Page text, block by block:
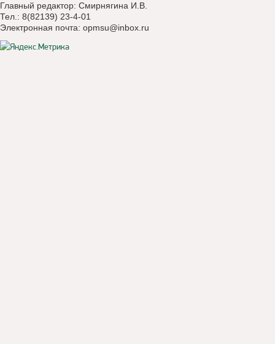
Главный редактор: Смирнягина И.В.
Тел.: 8(82139) 23-4-01
Электронная почта: opmsu@inbox.ru